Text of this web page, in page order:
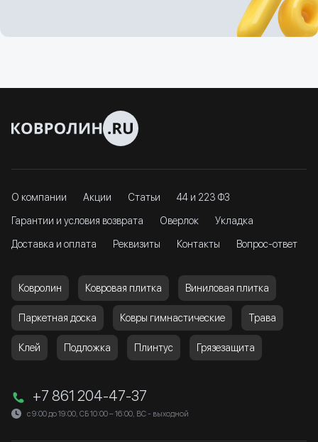
О компании Акции Статьи 44 и 223 ФЗ
Гарантии и условия возврата Оверлок Укладка
Доставка и оплата Реквизиты Контакты Вопрос-ответ
Ковролин Ковровая плитка Виниловая плитка
Паркетная доска Ковры гимнастические Трава
Клей Подложка Плинтус Грязезащита
+7 861 204-47-37
с 9:00 до 19:00, СБ 10:00 – 16:00, ВС - выходной